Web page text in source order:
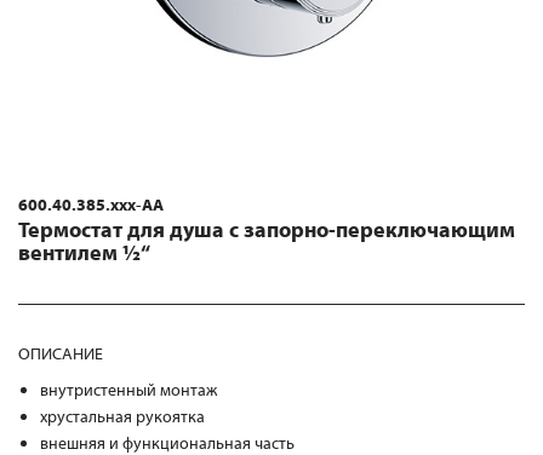
600.40.385.xxx-AA
Термостат для душа с запорно-переключающим
вентилем ½“
ОПИСАНИЕ
внутристенный монтаж
хрустальная рукоятка
внешняя и функциональная часть